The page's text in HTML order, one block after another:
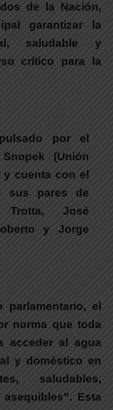
de la Nación,
garantizar la
saludable y
crítico para la
por el
(Unión
y cuenta con el
sus pares de
Trotta, José
y Jorge
el
norma que toda
acceder al agua
y doméstico en
saludables,
. Esta